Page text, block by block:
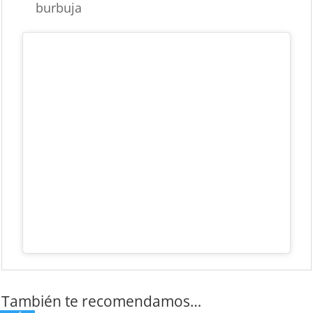
burbuja
También te recomendamos…